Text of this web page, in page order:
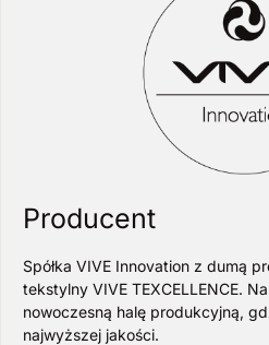
Producent
Spółka VIVE Innovation z dumą
tekstylny VIVE TEXCELLENCE.
nowoczesną halę produkcyjną,
najwyższej jakości.